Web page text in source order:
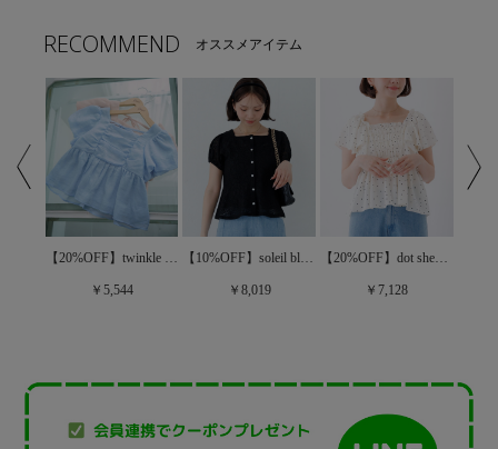
RECOMMEND オススメアイテム
【20%OFF】twinkle gather blouse～ﾄｩｲﾝｸﾙｷﾞｬｻﾞｰﾌﾞﾗｳｽ
￥5,544
【10%OFF】soleil bloom top～ｿﾚｲﾕﾌﾞﾙｰﾑﾄｯﾌﾟ
￥8,019
【20%OFF】dot sheer papillon blouse～ﾄﾞｯﾄｼｱｰﾊﾟﾋﾟﾖﾝﾌﾞﾗｳｽ
￥7,128